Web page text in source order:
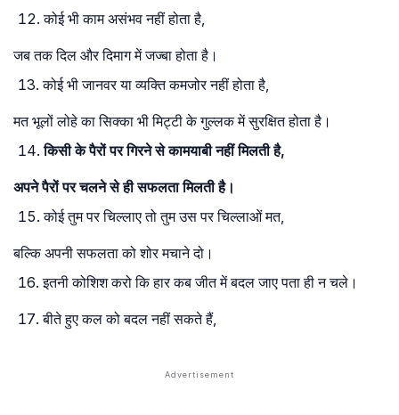
कोई भी काम असंभव नहीं होता है,
जब तक दिल और दिमाग में जज्बा होता है।
कोई भी जानवर या व्यक्ति कमजोर नहीं होता है,
मत भूलों लोहे का सिक्का भी मिट्टी के गुल्लक में सुरक्षित होता है।
किसी के पैरों पर गिरने से कामयाबी नहीं मिलती है,
अपने पैरों पर चलने से ही सफलता मिलती है।
कोई तुम पर चिल्लाए तो तुम उस पर चिल्लाओं मत,
बल्कि अपनी सफलता को शोर मचाने दो।
इतनी कोशिश करो कि हार कब जीत में बदल जाए पता ही न चले।
बीते हुए कल को बदल नहीं सकते हैं,